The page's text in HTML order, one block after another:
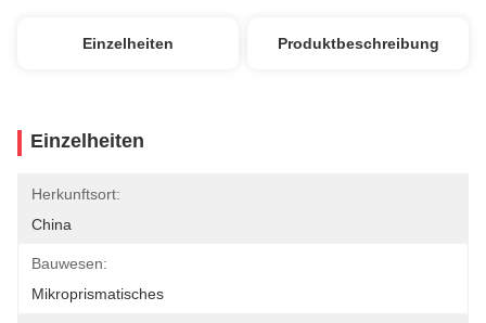
Einzelheiten Produktbeschreibung
Einzelheiten
Herkunftsort:
China
Bauwesen:
Mikroprismatisches